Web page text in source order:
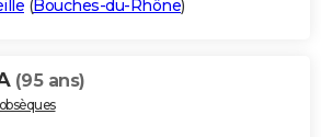
(Bouches-du-Rhône)
(95 ans)